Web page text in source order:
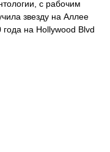
с рабочим
звезду на Аллее
на Hollywood Blvd